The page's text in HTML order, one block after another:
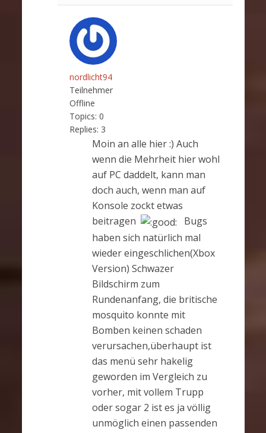
nordlicht94
Teilnehmer
Offline
Topics: 0
Replies: 3
Moin an alle hier :) Auch
wenn die Mehrheit hier wohl
auf PC daddelt, kann man
doch auch, wenn man auf
Konsole zockt etwas
beitragen
Bugs
haben sich natürlich mal
wieder eingeschlichen(Xbox
Version) Schwazer
Bildschirm zum
Rundenanfang, die britische
mosquito konnte mit
Bomben keinen schaden
verursachen,überhaupt ist
das menü sehr hakelig
geworden im Vergleich zu
vorher, mit vollem Trupp
oder sogar 2 ist es ja völlig
unmöglich einen passenden